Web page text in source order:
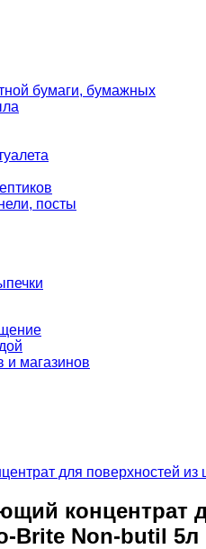
бумаги, бумажных
посты
и магазинов
концентрат
Brite Non-butil 5л